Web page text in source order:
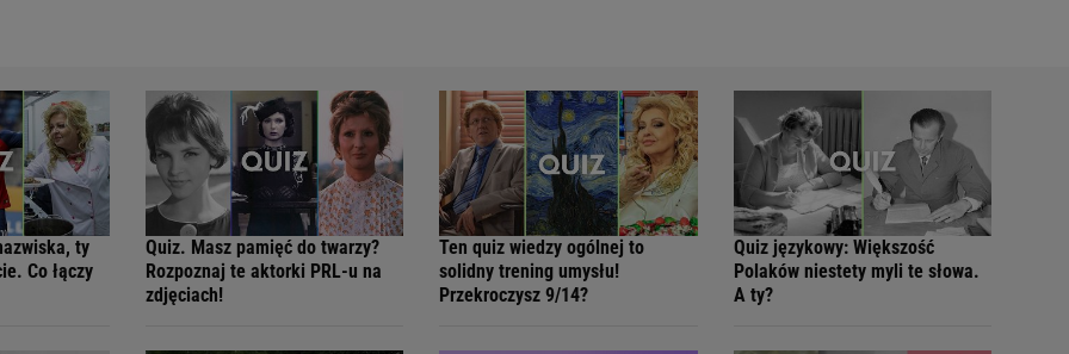
ty
Co łączy
Quiz. Masz pamięć do twarzy?
Rozpoznaj te aktorki PRL-u na
zdjęciach!
Ten quiz wiedzy ogólnej to
solidny trening umysłu!
Przekroczysz 9/14?
Quiz językowy: Większość
Polaków niestety myli te słowa.
A ty?